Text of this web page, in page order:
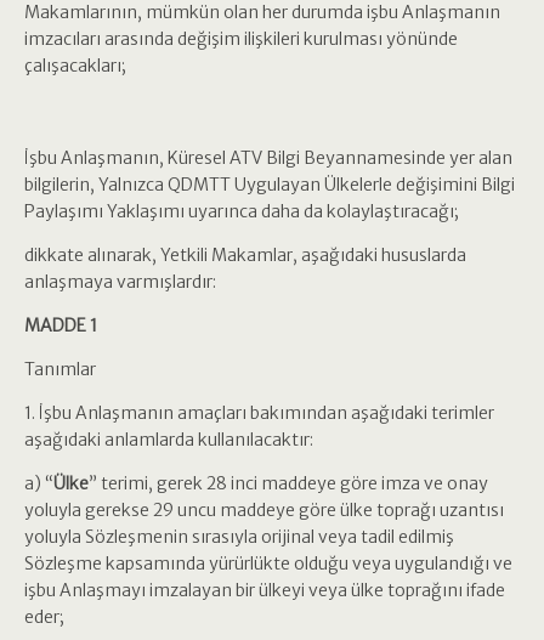
Makamlarının, mümkün olan her durumda işbu Anlaşmanın
imzacıları arasında değişim ilişkileri kurulması yönünde
çalışacakları;
İşbu Anlaşmanın, Küresel ATV Bilgi Beyannamesinde yer alan
bilgilerin, Yalnızca QDMTT Uygulayan Ülkelerle değişimini Bilgi
Paylaşımı Yaklaşımı uyarınca daha da kolaylaştıracağı;
dikkate alınarak, Yetkili Makamlar, aşağıdaki hususlarda
anlaşmaya varmışlardır:
MADDE 1
Tanımlar
1. İşbu Anlaşmanın amaçları bakımından aşağıdaki terimler
aşağıdaki anlamlarda kullanılacaktır:
a) “Ülke” terimi, gerek 28 inci maddeye göre imza ve onay
yoluyla gerekse 29 uncu maddeye göre ülke toprağı uzantısı
yoluyla Sözleşmenin sırasıyla orijinal veya tadil edilmiş
Sözleşme kapsamında yürürlükte olduğu veya uygulandığı ve
işbu Anlaşmayı imzalayan bir ülkeyi veya ülke toprağını ifade
eder;